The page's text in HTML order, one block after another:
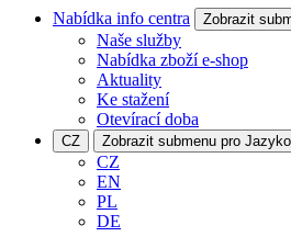
Nabídka info centra Zobrazit
Naše služby
Nabídka zboží e-shop
Aktuality
Ke stažení
Otevírací doba
CZ Zobrazit submenu pro
CZ
EN
PL
DE